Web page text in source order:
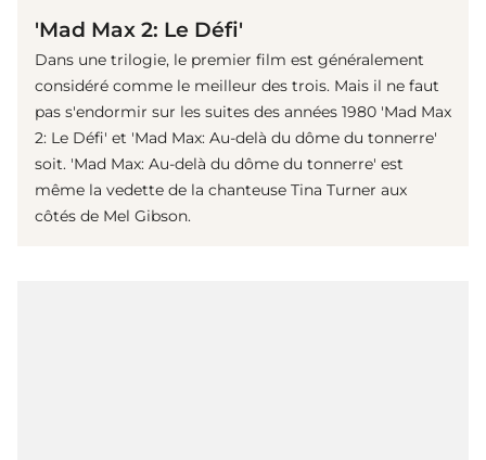
'Mad Max 2: Le Défi'
Dans une trilogie, le premier film est généralement
considéré comme le meilleur des trois. Mais il ne faut
pas s'endormir sur les suites des années 1980 'Mad Max
2: Le Défi' et 'Mad Max: Au-delà du dôme du tonnerre'
soit. 'Mad Max: Au-delà du dôme du tonnerre' est
même la vedette de la chanteuse Tina Turner aux
côtés de Mel Gibson.